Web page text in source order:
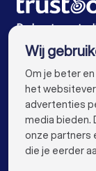
De beste
VOOR
Wij
Om je beter
het
advertenties
media bieden.
onze partners
die je eerder